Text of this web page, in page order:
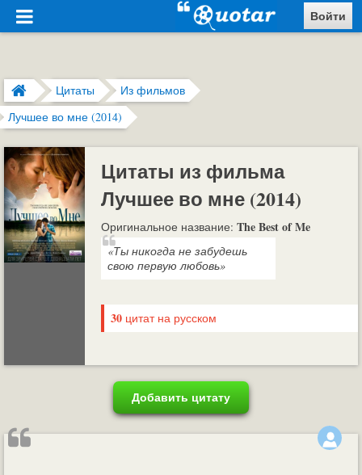
Войти
Цитаты
Из фильмов
Лучшее во мне (2014)
Цитаты из фильма
Лучшее во мне (2014)
Оригинальное название: The Best of Me
«Ты никогда не забудешь
свою первую любовь»
30 цитат на русском
Добавить цитату